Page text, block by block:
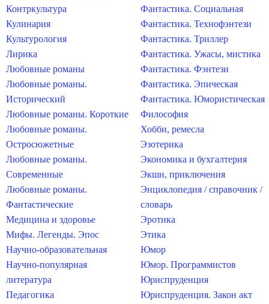
Контркультура
Кулинария
Культурология
Лирика
Любовные романы
Любовные романы.
Исторический
Любовные романы. Короткие
Любовные романы.
Остросюжетные
Любовные романы.
Современные
Любовные романы.
Фантастические
Медицина и здоровье
Мифы. Легенды. Эпос
Научно-образовательная
Научно-популярная
литература
Педагогика
Фантастика. Социальная
Фантастика. Технофэнтези
Фантастика. Триллер
Фантастика. Ужасы, мистика
Фантастика. Фэнтези
Фантастика. Эпическая
Фантастика. Юмористическая
Философия
Хобби, ремесла
Эзотерика
Экономика и бухгалтерия
Экшн, приключения
Энциклопедия / справочник /
словарь
Эротика
Этика
Юмор
Юмор. Программистов
Юриспруденция
Юриспруденция. Закон акт